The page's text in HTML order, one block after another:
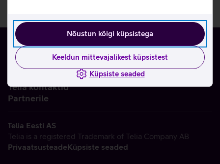
Nõustun kõigi küpsistega
Keeldun mittevajalikest küpsistest
Küpsiste seaded
Telia kontaktid
Partnerile
Telia Eesti AS
Telia is a registered Trademark of Telia Company AB
PrivaatsusteadeKüpsiste seaded